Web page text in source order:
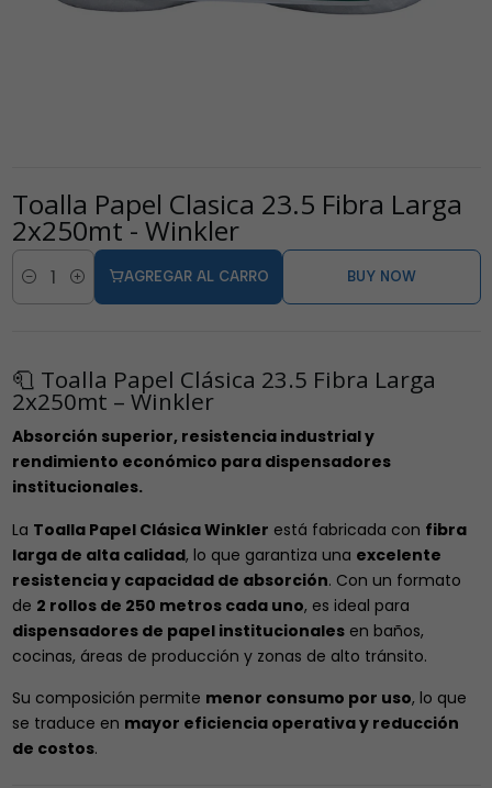
Toalla Papel Clasica 23.5 Fibra Larga
2x250mt - Winkler
Cantidad
AGREGAR AL CARRO BUY NOW
🧻 Toalla Papel Clásica 23.5 Fibra Larga
2x250mt – Winkler
Absorción superior, resistencia industrial y
rendimiento económico para dispensadores
institucionales.
La Toalla Papel Clásica Winkler está fabricada con fibra
larga de alta calidad, lo que garantiza una excelente
resistencia y capacidad de absorción. Con un formato
de 2 rollos de 250 metros cada uno, es ideal para
dispensadores de papel institucionalesen baños,
cocinas, áreas de producción y zonas de alto tránsito.
Su composición permite menor consumo por uso, lo que
se traduce en mayor eficiencia operativa y reducción
de costos.